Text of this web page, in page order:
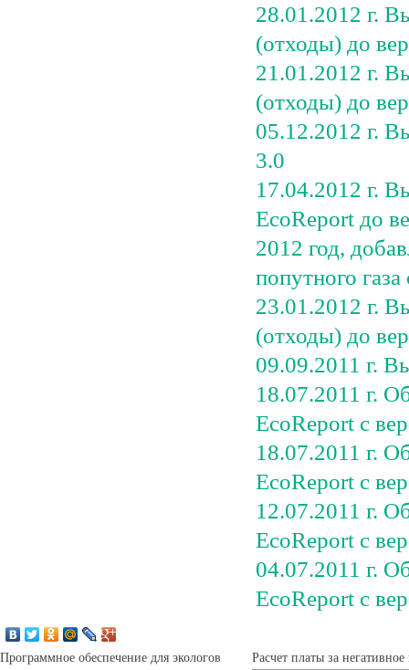
28.01.2012 г.
(отходы) до
21.01.2012 г.
(отходы) до
05.12.2012 г.
3.0
17.04.2012 г.
EcoReport до
2012 год,
попутного
23.01.2012 г.
(отходы) до
09.09.2011 г.
18.07.2011 г.
EcoReport с
18.07.2011 г.
EcoReport с
12.07.2011 г.
EcoReport с
04.07.2011 г.
EcoReport с
Программное обеспечение для экологов Расчет платы за